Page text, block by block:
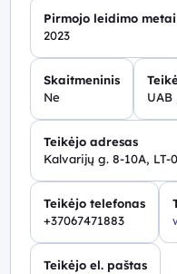
Pirmojo leidimo metai
2023
Skaitmeninis
Ne
UAB
Teikėjo adresas
Kalvarijų g. 8-10A, LT-
Teikėjo telefonas
+37067471883
Teikėjo el. paštas